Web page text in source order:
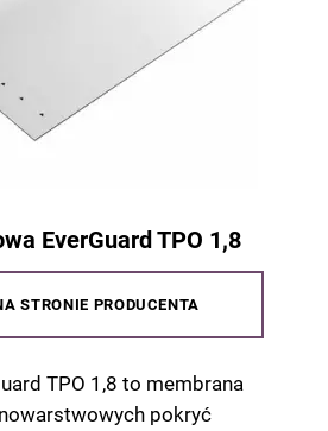
EverGuard TPO 1,8
STRONIE PRODUCENTA
TPO 1,8 to membrana
pokryć